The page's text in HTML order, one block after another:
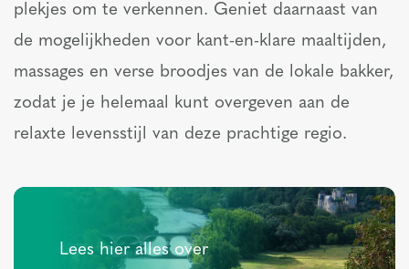
plekjes om te verkennen. Geniet daarnaast van
de mogelijkheden voor kant-en-klare maaltijden,
massages en verse broodjes van de lokale bakker,
zodat je je helemaal kunt overgeven aan de
relaxte levensstijl van deze prachtige regio.
Lees hier alles over